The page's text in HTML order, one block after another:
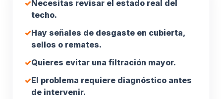
✓Necesitas revisar el estado real del
techo.
✓Hay señales de desgaste en cubierta,
sellos o remates.
✓Quieres evitar una filtración mayor.
✓El problema requiere diagnóstico antes
de intervenir.